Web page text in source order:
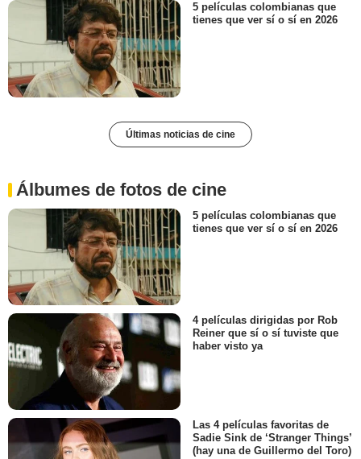
5 películas colombianas que
tienes que ver sí o sí en 2026
Últimas noticias de cine
Álbumes de fotos de cine
5 películas colombianas que
tienes que ver sí o sí en 2026
4 películas dirigidas por Rob
Reiner que sí o sí tuviste que
haber visto ya
Las 4 películas favoritas de
Sadie Sink de ‘Stranger Things’
(hay una de Guillermo del Toro)